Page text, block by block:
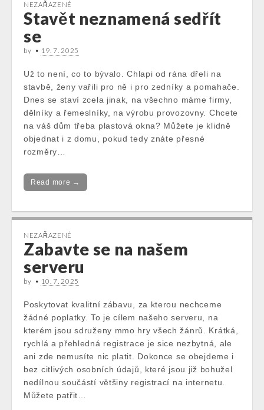
NEZAŘAZENÉ
Stavět neznamená sedřít
se
by • 19. 7. 2025
Už to není, co to bývalo. Chlapi od rána dřeli na
stavbě, ženy vařili pro ně i pro zedníky a pomahače.
Dnes se staví zcela jinak, na všechno máme firmy,
dělníky a řemeslníky, na výrobu provozovny. Chcete
na váš dům třeba plastová okna? Můžete je klidně
objednat i z domu, pokud tedy znáte přesné
rozměry…
Read more →
NEZAŘAZENÉ
Zabavte se na našem
serveru
by • 10. 7. 2025
Poskytovat kvalitní zábavu, za kterou nechceme
žádné poplatky. To je cílem našeho serveru, na
kterém jsou sdruženy mmo hry všech žánrů. Krátká,
rychlá a přehledná registrace je sice nezbytná, ale
ani zde nemusíte nic platit. Dokonce se obejdeme i
bez citlivých osobních údajů, které jsou již bohužel
nedílnou součástí většiny registrací na internetu.
Můžete patřit…